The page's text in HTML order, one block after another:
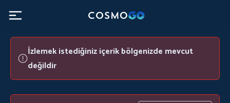
İzlemek istediğiniz içerik bölgenizde mevcut
değildir